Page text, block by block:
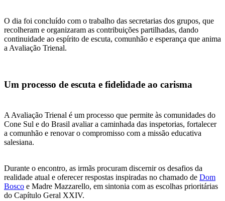
O dia foi concluído com o trabalho das secretarias dos grupos, que
recolheram e organizaram as contribuições partilhadas, dando
continuidade ao espírito de escuta, comunhão e esperança que anima
a Avaliação Trienal.
Um processo de escuta e fidelidade ao carisma
A Avaliação Trienal é um processo que permite às comunidades do
Cone Sul e do Brasil avaliar a caminhada das inspetorias, fortalecer
a comunhão e renovar o compromisso com a missão educativa
salesiana.
Durante o encontro, as irmãs procuram discernir os desafios da
realidade atual e oferecer respostas inspiradas no chamado de Dom
Bosco e Madre Mazzarello, em sintonia com as escolhas prioritárias
do Capítulo Geral XXIV.